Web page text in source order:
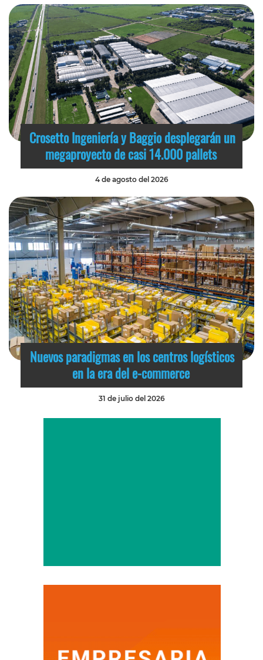
Crosetto Ingeniería y Baggio desplegarán un
megaproyecto de casi 14.000 pallets
4 de agosto del 2026
Nuevos paradigmas en los centros logísticos
en la era del e-commerce
31 de julio del 2026